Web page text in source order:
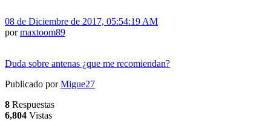
08 de Diciembre de 2017, 05:54:19 AM
pormaxtoom89
Duda sobre antenas ¿que me recomiendan?
Publicado porMigue27
8 Respuestas
6,804 Vistas